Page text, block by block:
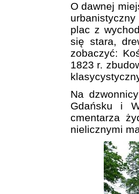
O dawnej
plac z
się stara,
zobaczyć:
1823 r.
Na
Gdańsku i
cmentarza
nielicznymi